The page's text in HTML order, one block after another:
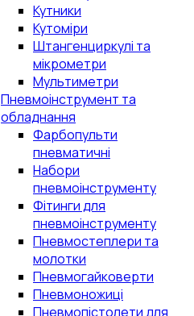
Кутники
Кутоміри
Штангенциркулі та
мікрометри
Мультиметри
Пневмоінструмент та
обладнання
Фарбопульти
пневматичні
Набори
пневмоінструменту
Фітинги для
пневмоінструменту
Пневмостеплери та
молотки
Пневмогайковерти
Пневмоножиці
Пневмопістолети для